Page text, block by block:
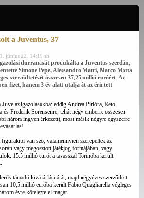
a Juventus, 37
június 22. 14:19 sh
durranását produkálta a Juventus szerdán,
Simone Pepe, Alessandro Matri, Marco Motta
szerződtetését összesen 37,25 millió euróért. Az
fizet, hanem 3 év alatt utalja át az érintett
Juve az igazolásokba: eddig Andrea Pirlóra, Reto
és Frederik Sörensenre, tehát négy emberre összesen
három ingyen érkezett), most másik négyre egyszerre
van szó, valamennyien szerepeltek az
vagy megosztott játékjog formájában, vagy
15,5 millió eurót a tavasszal Torinóba került
támadó kivásárlási árát, majd négyéves szerződést
10,5 millió euróba került Fabio Quagliarella végleges
évre kötelezte el magát.